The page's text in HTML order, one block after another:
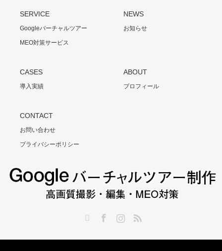
SERVICE
Googleバーチャルツアー
MEO対策サービス
NEWS
お知らせ
CASES
導入実績
ABOUT
プロフィール
CONTACT
お問い合わせ
プライバシーポリシー